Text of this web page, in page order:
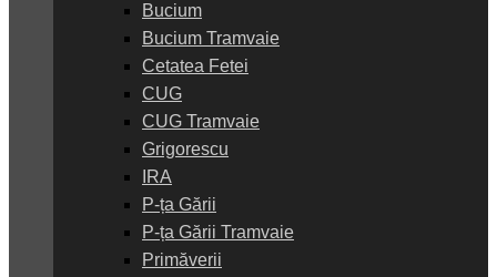
Bucium
Bucium Tramvaie
Cetatea Fetei
CUG
CUG Tramvaie
Grigorescu
IRA
P-ța Gării
P-ța Gării Tramvaie
Primăverii